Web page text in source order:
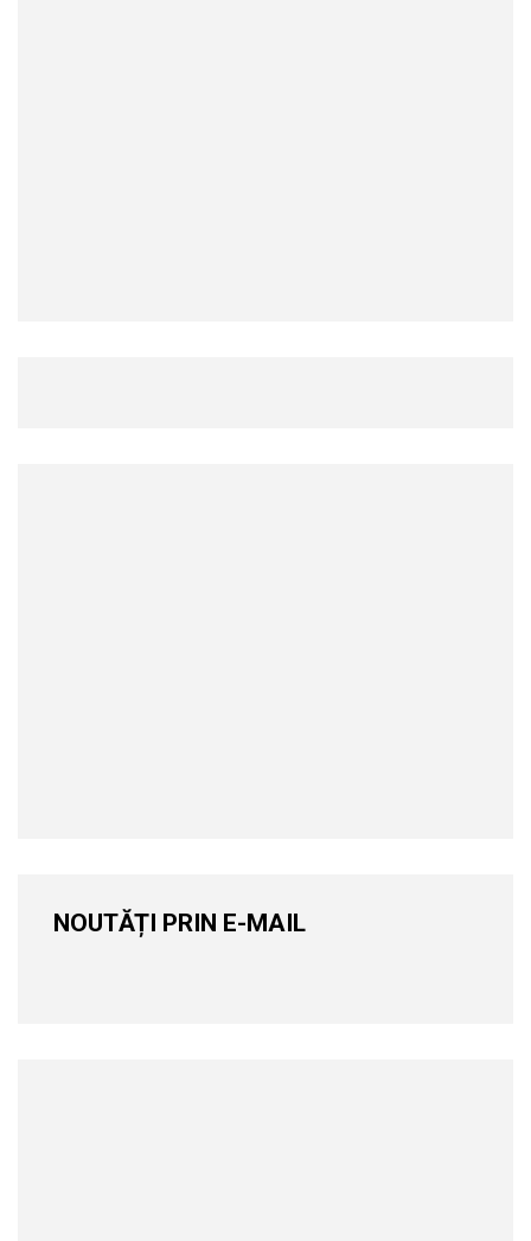
NOUTĂȚI PRIN E-MAIL